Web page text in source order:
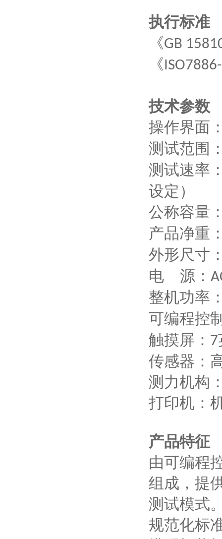
执行标准
《GB
《
技术参数
操作界面
测试范围
测试速率
设定）
公称容量
产品净重
外形尺寸
电
源：
整机功率
可编程控
触摸屏： 7
传感器：
测力机构
打印机：
产品特征
由可编程
组成，提
测试模式
规范化标